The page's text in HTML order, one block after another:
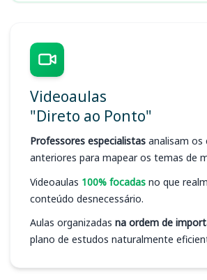
Videoaulas
"Direto ao Ponto"
Professores especialistas analisam os
anteriores para mapear os temas de
Videoaulas 100% focadas no que
conteúdo desnecessário.
Aulas organizadas na ordem de
plano de estudos naturalmente